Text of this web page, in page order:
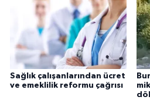
Sağlık çalışanlarından ücret
ve emeklilik reformu çağrısı